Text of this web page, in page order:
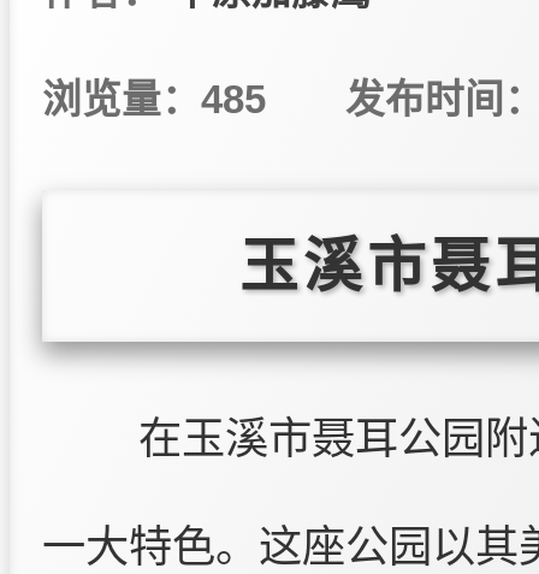
浏览量：485 发布时间
玉溪市聂
在玉溪市聂耳公园
一大特色。这座公园以